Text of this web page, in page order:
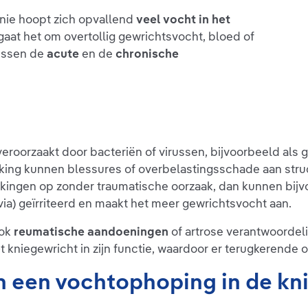
hoopt zich opvallend veel vocht in het
het om overtollig gewrichtsvocht, bloed of
de acute en de chronische
door bacteriën of virussen, bijvoorbeeld als
kunnen blessures of overbelastingsschade aan
op zonder traumatische oorzaak, dan kunnen
geïrriteerd en maakt het meer gewrichtsvocht aan.
reumatische aandoeningen of artrose
kniegewricht in zijn functie, waardoor er terugkerende
een vochtophoping in de